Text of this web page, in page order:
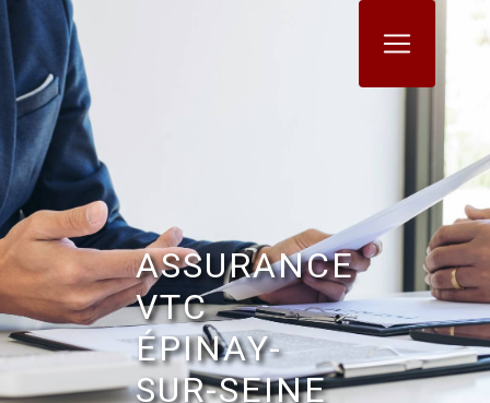
ASSURANCE
VTC
ÉPINAY-
SUR-SEINE
Panneau de gestion des cookies